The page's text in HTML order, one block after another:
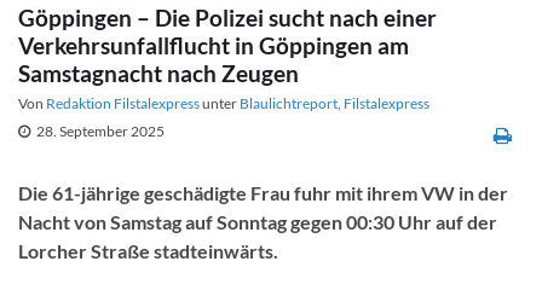
Göppingen – Die Polizei sucht nach einer
Verkehrsunfallflucht in Göppingen am
Samstagnacht nach Zeugen
Von Redaktion Filstalexpressunter Blaulichtreport, Filstalexpress
28. September 2025
Die 61-jährige geschädigte Frau fuhr mit ihrem VW in der
Nacht von Samstag auf Sonntag gegen 00:30 Uhr auf der
Lorcher Straße stadteinwärts.